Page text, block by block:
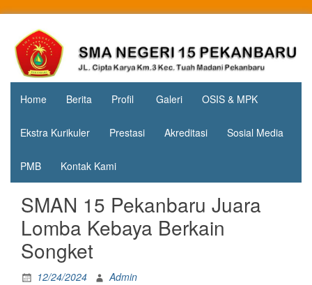
contentSMA
Negeri 15
Pekanbaru
Jl. Cipta
Karya
KM.3, Kec.
Tuah
Madani,
Home Berita Profil Galeri OSIS & MPK
Ekstra Kurikuler Prestasi Akreditasi Sosial Media
PMB Kontak Kami
SMAN 15 Pekanbaru Juara
Lomba Kebaya Berkain
Songket
12/24/2024
Admin